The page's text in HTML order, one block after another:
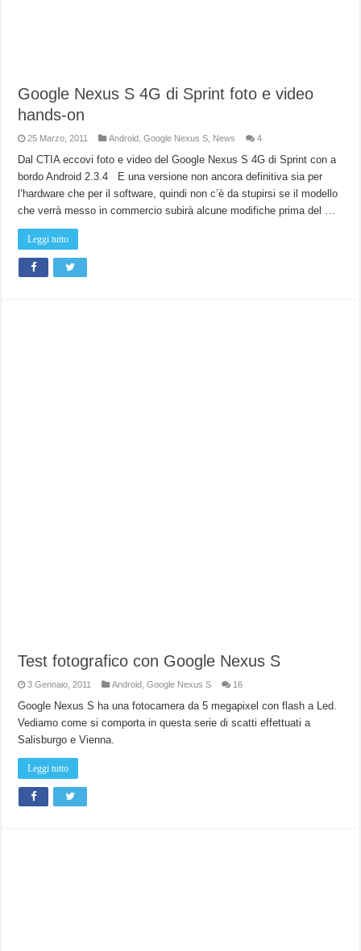
Google Nexus S 4G di Sprint foto e video
hands-on
25 Marzo, 2011 Android ,Google Nexus S News 4
Dal CTIA eccovi foto e video del Google Nexus S 4G di Sprint con a
bordo Android 2.3.4 E una versione non ancora definitiva sia per
l’hardware che per il software, quindi non c’è da stupirsi se il modello
che verrà messo in commercio subirà alcune modifiche prima del …
Leggi tutto
Test fotografico con Google Nexus S
3 Gennaio, 2011 Android ,Google Nexus S 16
Google Nexus S ha una fotocamera da 5 megapixel con flash a Led.
Vediamo come si comporta in questa serie di scatti effettuati a
Salisburgo e Vienna.
Leggi tutto